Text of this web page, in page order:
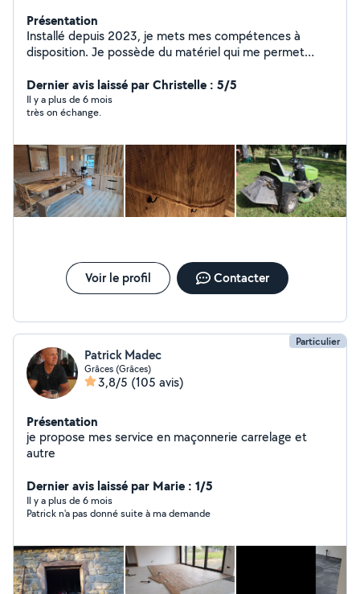
Présentation
Installé depuis 2023, je mets mes compétences à
disposition. Je possède du matériel qui me permet
autoportée, broyeur branche, tronçonneuse,
débroussailleuse, taille-haie, etc... J'ai également du
matériel pour réaliser tous vos petits travaux du
sol pvc...). J'ai fabriqué quelques meubles en bois
(bureau, table, lampe de chevet...) et peux vous
aménager ou transformer des espaces perdus. Je suis
disponible rapidement et vous répondrai quoi qu'il
arrive.
Dernier avis laissé par Christelle : 5/5
Il y a plus de 6 mois
très on échange.
Voir le profil Contacter
Particulier
Patrick Madec
Grâces (Grâces)
3,8/5 (105 avis)
Présentation
je propose mes service en maçonnerie carrelage et
autre
Dernier avis laissé par Marie : 1/5
Il y a plus de 6 mois
Patrick n'a pas donné suite à ma demande